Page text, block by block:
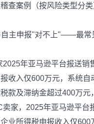
查案例（按风险类型分类
自主申报"对不上"——最常
2025年亚马逊平台报送销
收入仅600万元，系统自
款及滞纳金超过400万元
卖家，2025年亚马逊平台
业所得税申报收入仅600